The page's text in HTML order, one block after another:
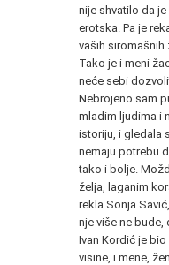
nije shvatilo da
erotska. Pa je
vaših siromašnih
Tako je i meni
neće sebi
Nebrojeno sam
mladim ljudima i
istoriju, i gledala
nemaju potrebu
tako i bolje.
želja, laganim
rekla Sonja
nje više ne bude,
Ivan Kordić je
visine, i mene,